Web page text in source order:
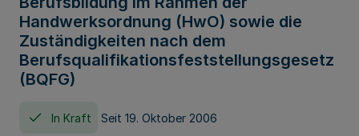
Handwerksordnung (HwO) sowie die
Zuständigkeiten nach dem
Berufsqualifikationsfeststellungsgesetz
(BQFG)
In Kraft Seit 19. Oktober 2006